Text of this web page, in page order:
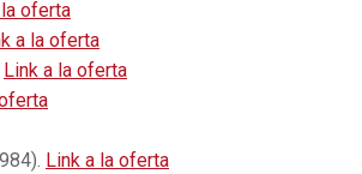
oferta
a la oferta
Link a la oferta
Link a la oferta